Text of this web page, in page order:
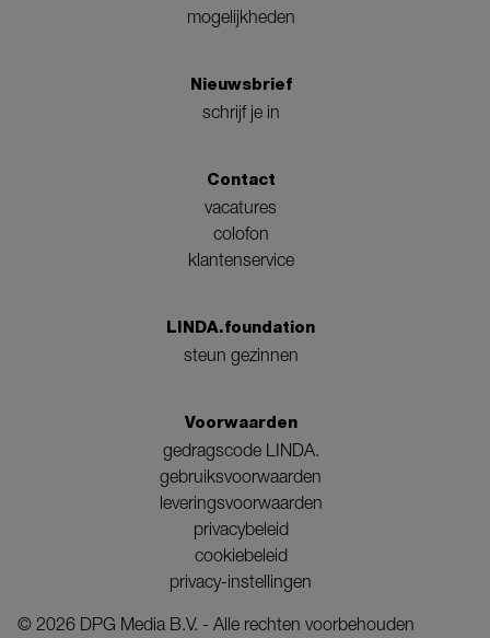
mogelijkheden
Nieuwsbrief
schrijf je in
Contact
vacatures
colofon
klantenservice
LINDA.foundation
steun gezinnen
Voorwaarden
gedragscode LINDA.
gebruiksvoorwaarden
leveringsvoorwaarden
privacybeleid
cookiebeleid
privacy-instellingen
© 2026 DPG Media B.V. - Alle rechten voorbehouden